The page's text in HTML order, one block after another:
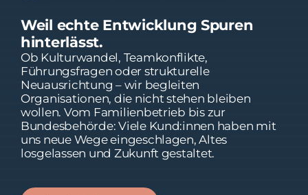
Weil echte Entwicklung Spuren
hinterlässt.
Ob Kulturwandel, Teamkonflikte,
Führungsfragen oder strukturelle
Neuausrichtung – wir begleiten
Organisationen, die nicht stehen bleiben
wollen. Vom Familienbetrieb bis zur
Bundesbehörde: Viele Kund:innen haben mit
uns neue Wege eingeschlagen, Altes
losgelassen und Zukunft gestaltet.